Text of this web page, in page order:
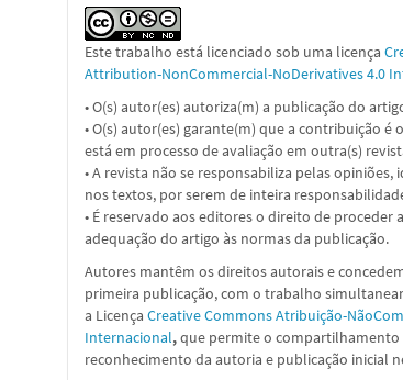
Este trabalho está licenciado sob uma licença
Attribution-NonCommercial-NoDerivatives 4.0
• O(s) autor(es) autoriza(m) a publicação do
• O(s) autor(es) garante(m) que a contribuição é
está em processo de avaliação em outra(s)
• A revista não se responsabiliza pelas opiniões,
nos textos, por serem de inteira
• É reservado aos editores o direito de proceder
adequação do artigo às normas da publicação.
Autores mantêm os direitos autorais e
primeira publicação, com o trabalho
a LicençaCreative Commons Atribuição-
Internacional,que permite o
reconhecimento da autoria e publicação inicial